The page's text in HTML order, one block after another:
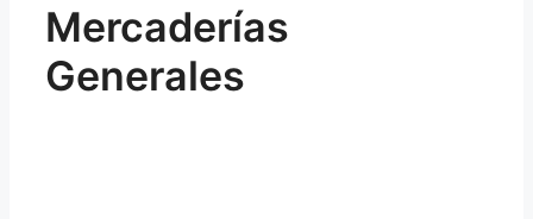
Mercaderías
Generales